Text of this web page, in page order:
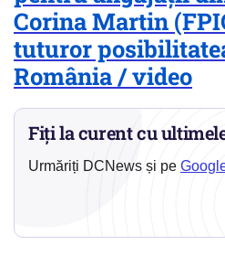
Corina Martin
tuturor
România / video
Fiți la curent cu
Urmăriți DCNews și pe